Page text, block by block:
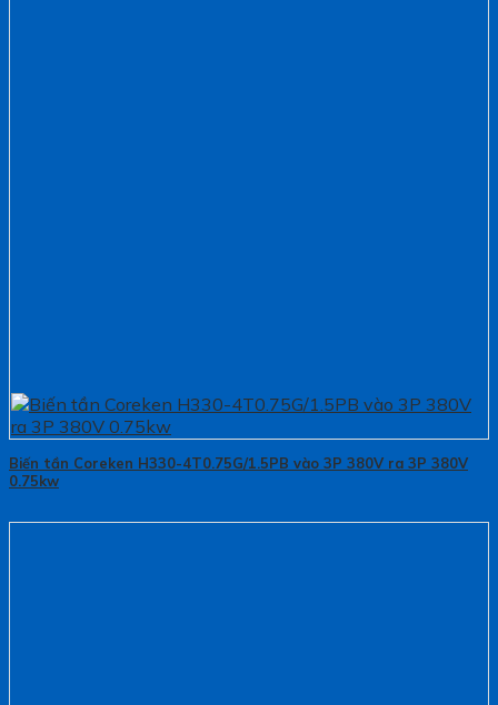
Biến tần Coreken H330-4T0.75G/1.5PB vào 3P 380V ra 3P 380V
0.75kw